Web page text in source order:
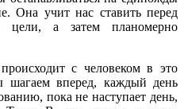
Она учит нас ставить перед
цели, а затем планомерно
с человеком в это
шагаем вперед, каждый день
пока не наступает день,